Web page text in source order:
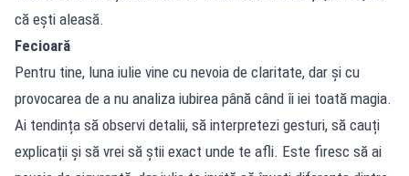
că ești aleasă.
Fecioară
Pentru tine, luna iulie vine cu nevoia de claritate, dar și cu
provocarea de a nu analiza iubirea până când îi iei toată magia.
Ai tendința să observi detalii, să interpretezi gesturi, să cauți
explicații și să vrei să știi exact unde te afli. Este firesc să ai